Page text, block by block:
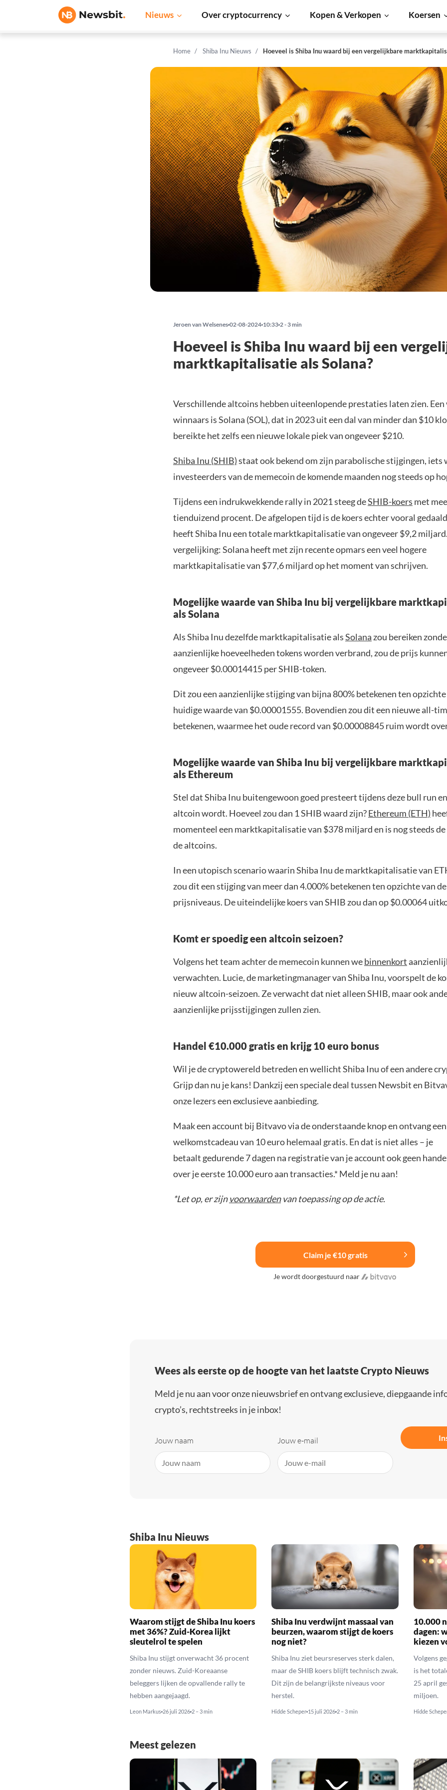
Nieuws Over cryptocurrency Kopen & Verkopen Koersen
Home Shiba Inu Nieuws Hoeveel is Shiba Inu waard bij een vergelijkbare
Jeroen van Welsenes 02-08-2024 10:33 2 - 3 min
Hoeveel is Shiba Inu waard bij een
marktkapitalisatie als Solana?
Verschillende altcoins hebben uiteenlopende prestaties laten zien. Een
winnaars is Solana (SOL), dat in 2023 uit een dal van minder dan $10
bereikte het zelfs een nieuwe lokale piek van ongeveer $210.
Shiba Inu (SHIB)staat ook bekend om zijn parabolische stijgingen, iets
investeerders van de memecoin de komende maanden nog steeds op
Tijdens een indrukwekkende rally in 2021 steeg deSHIB-koers met
tienduizend procent. De afgelopen tijd is de koers echter vooral
heeft Shiba Inu een totale marktkapitalisatie van ongeveer $9,2
vergelijking: Solana heeft met zijn recente opmars een veel hogere
marktkapitalisatie van $77,6 miljard op het moment van schrijven.
Mogelijke waarde van Shiba Inu bij vergelijkbare
als Solana
Als Shiba Inu dezelfde marktkapitalisatie alsSolana zou bereiken
aanzienlijke hoeveelheden tokens worden verbrand, zou de prijs
ongeveer $0.00014415 per SHIB-token.
Dit zou een aanzienlijke stijging van bijna 800% betekenen ten opzichte
huidige waarde van $0.00001555. Bovendien zou dit een nieuwe all-
betekenen, waarmee het oude record van $0.00008845 ruim wordt
Mogelijke waarde van Shiba Inu bij vergelijkbare
als Ethereum
Stel dat Shiba Inu buitengewoon goed presteert tijdens deze bull run
altcoin wordt. Hoeveel zou dan 1 SHIB waard zijn?Ethereum (ETH)
momenteel een marktkapitalisatie van $378 miljard en is nog steeds
de altcoins.
In een utopisch scenario waarin Shiba Inu de marktkapitalisatie van
zou dit een stijging van meer dan 4.000% betekenen ten opzichte van
prijsniveaus. De uiteindelijke koers van SHIB zou dan op $0.00064
Komt er spoedig een altcoin seizoen?
Volgens het team achter de memecoin kunnen webinnenkort
verwachten. Lucie, de marketingmanager van Shiba Inu, voorspelt de
nieuw altcoin-seizoen. Ze verwacht dat niet alleen SHIB, maar ook
aanzienlijke prijsstijgingen zullen zien.
Handel €10.000 gratis en krijg 10 euro bonus
Wil je de cryptowereld betreden en wellicht Shiba Inu of een andere
Grijp dan nu je kans! Dankzij een speciale deal tussen Newsbit en
onze lezers een exclusieve aanbieding.
Maak een account bij Bitvavo via de onderstaande knop en ontvang een
welkomstcadeau van 10 euro helemaal gratis. En dat is niet alles – je
betaalt gedurende 7 dagen na registratie van je account ook geen
over je eerste 10.000 euro aan transacties.* Meld je nu aan!
*Let op, er zijnvoorwaardenvan toepassing op de actie.
Claim je €10 gratis
Je wordt doorgestuurd naar
Wees als eerste op de hoogte van het laatste Crypto Nieuws
Meld je nu aan voor onze nieuwsbrief en ontvang exclusieve, diepgaande
crypto’s, rechtstreeks in je inbox!
Jouw naam Jouw e-mail
Shiba Inu Nieuws
Waarom stijgt de Shiba Inu koers
met 36%? Zuid-Korea lijkt
sleutelrol te spelen
Shiba Inu stijgt onverwacht 36 procent
zonder nieuws. Zuid-Koreaanse
beleggers lijken de opvallende rally te
hebben aangejaagd.
Leon Markus 26 juli 2026 2 – 3 min
Shiba Inu verdwijnt massaal van
beurzen, waarom stijgt de koers
nog niet?
Shiba Inu ziet beursreserves sterk dalen,
maar de SHIB koers blijft technisch zwak.
Dit zijn de belangrijkste niveaus voor
herstel.
Hidde Scheper 15 juli 2026 2 – 3 min
10.000
dagen:
kiezen
Volgens
is het
25 april
miljoen.
Hidde
Meest gelezen